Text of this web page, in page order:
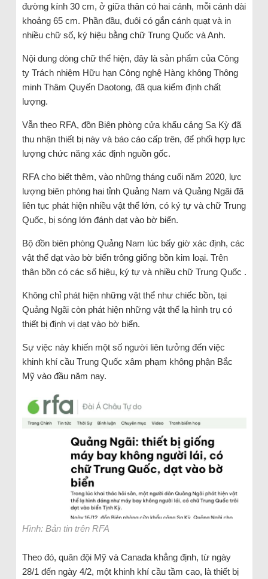
đường kính 30 cm, ở giữa thân có hai cánh, mỗi cánh dài
khoảng 65 cm. Phần đầu, đuôi có gắn cánh quạt và in
nhiều chữ số, ký hiệu bằng chữ Trung Quốc và Anh.
Nội dung dòng chữ thể hiện, đây là sản phẩm của Công
ty Trách nhiệm Hữu hạn Công nghệ Hàng không Thông
minh Thâm Quyến Daotong, đã qua kiểm định chất
lượng.
Vẫn theo RFA, đồn Biên phòng cửa khẩu cảng Sa Kỳ đã
thu nhận thiết bị này và báo cáo cấp trên, để phối hợp lực
lượng chức năng xác định nguồn gốc.
RFA cho biết thêm, vào những tháng cuối năm 2020, lực
lượng biên phòng hai tỉnh Quảng Nam và Quảng Ngãi đã
liên tục phát hiện nhiều vật thể lớn, có ký tự và chữ Trung
Quốc, bị sóng lớn đánh dạt vào bờ biển.
Bộ đồn biên phòng Quảng Nam lúc bấy giờ xác định, các
vật thể dạt vào bờ biển trông giống bồn kim loại. Trên
thân bồn có các số hiệu, ký tự và nhiều chữ Trung Quốc .
Không chỉ phát hiện những vật thể như chiếc bồn, tại
Quảng Ngãi còn phát hiện những vật thể lạ hình trụ có
thiết bị định vị dạt vào bờ biển.
Sự việc này khiến một số người liên tưởng đến việc
khinh khí cầu Trung Quốc xâm phạm không phận Bắc
Mỹ vào đầu năm nay.
Hình: Bản tin trên RFA
Theo đó, quân đội Mỹ và Canada khẳng định, từ ngày
28/1 đến ngày 4/2, một khinh khí cầu tầm cao, là thiết bị